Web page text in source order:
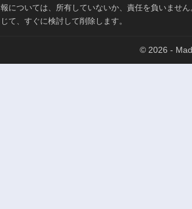
報については、所有していないか、責任を負いませ
じて、すぐに検討して削除します。
© 2026 -